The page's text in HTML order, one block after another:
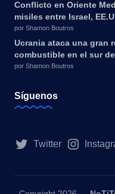
Conflicto en Oriente
misiles entre Israel,
por Shamon Boutros
Ucrania ataca una gran
combustible en el sur
por Shamon Boutros
Síguenos
Twitter